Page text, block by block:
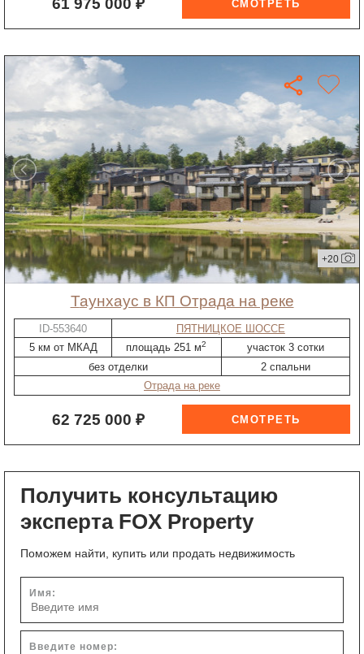
61 975 000 ₽
+20
таунхаус в КП Отрада на реке
ID-553640
ПЯТНИЦКОЕ ШОССЕ
5 км от МКАД
площадь 251 м2
участок 3 сотки
без отделки
2 спальни
Отрада на реке
62 725 000 ₽
Получить консультацию
эксперта FOX Property
Поможем найти, купить или продать недвижимость
Имя:
Введите номер: